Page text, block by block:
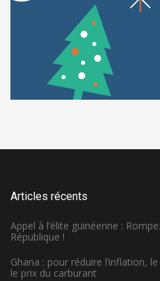
Articles récents
Appel à l’élite guinéenne :
République !
Ghana : pour réduire l’inflation,
le prix du carburant